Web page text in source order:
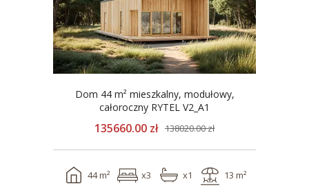
Dom 44 m² mieszkalny, modułowy,
całoroczny RYTEL V2_A1
135660.00 zł 138020.00 zł
44 m² x3 x1 13 m²